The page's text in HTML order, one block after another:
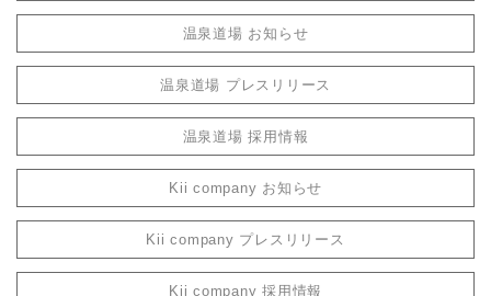
温泉道場 お知らせ
温泉道場 プレスリリース
温泉道場 採用情報
Kii company お知らせ
Kii company プレスリリース
Kii company 採用情報